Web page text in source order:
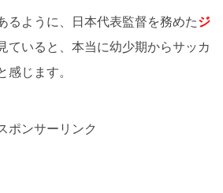
るように、日本代表監督を務めたジ
ていると、本当に幼少期からサッカ
じます。
ポンサーリンク